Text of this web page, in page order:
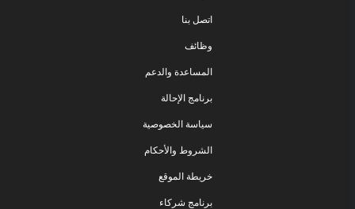
اتصل بنا
وظائف
المساعدة والدعم
برنامج الإحالة
سياسة الخصوصية
الشروط والأحكام
خريطة الموقع
برنامج شركاء